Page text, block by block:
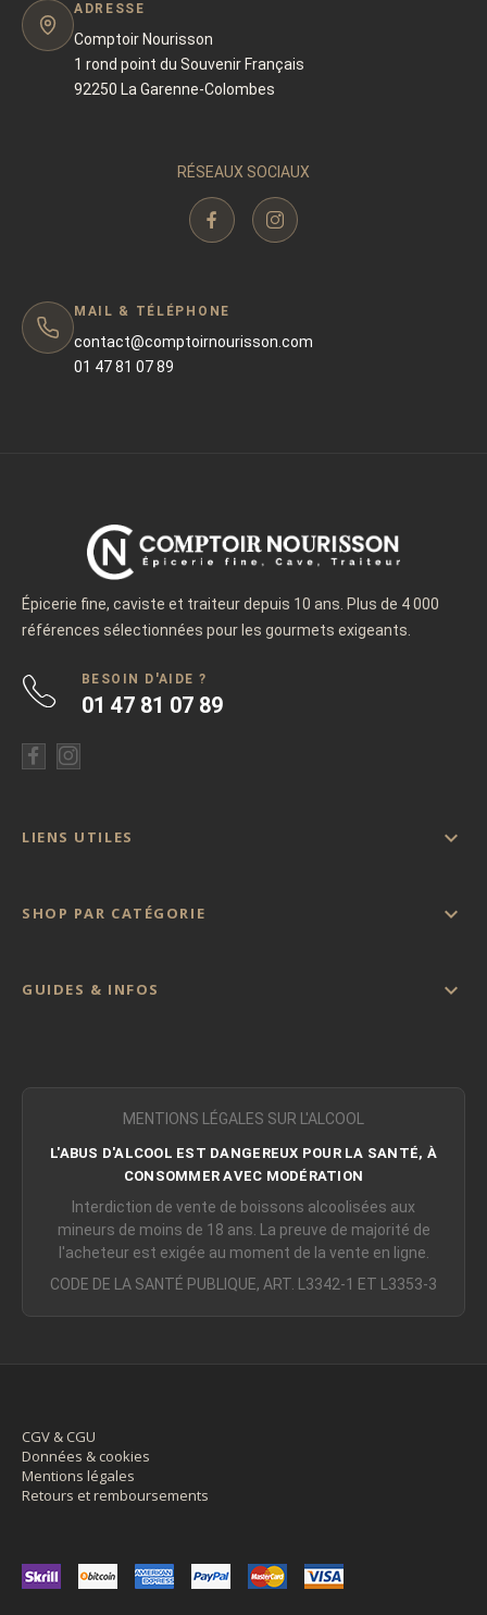
ADRESSE
Comptoir Nourisson
1 rond point du Souvenir Français
92250 La Garenne-Colombes
RÉSEAUX SOCIAUX
MAIL & TÉLÉPHONE
contact@comptoirnourisson.com
01 47 81 07 89
Épicerie fine, caviste et traiteur depuis 10 ans. Plus de 4 000
références sélectionnées pour les gourmets exigeants.
BESOIN D'AIDE ?
01 47 81 07 89
LIENS UTILES 
SHOP PAR CATÉGORIE 
GUIDES & INFOS 
MENTIONS LÉGALES SUR L'ALCOOL
L'ABUS D'ALCOOL EST DANGEREUX POUR LA SANTÉ, À
CONSOMMER AVEC MODÉRATION
Interdiction de vente de boissons alcoolisées aux
mineurs de moins de 18 ans. La preuve de majorité de
l'acheteur est exigée au moment de la vente en ligne.
CODE DE LA SANTÉ PUBLIQUE, ART. L3342-1 ET L3353-3
CGV & CGU
Données & cookies
Mentions légales
Retours et remboursements